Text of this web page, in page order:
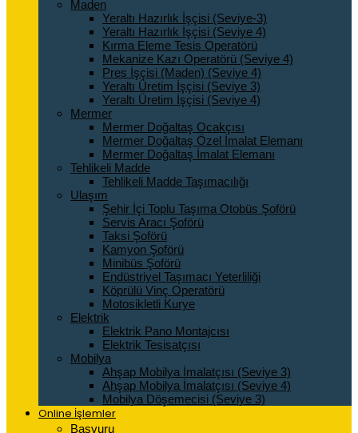
Maden
Yeraltı Hazırlık İşçisi (Seviye-3)
Yeraltı Hazırlık İşçisi (Seviye 4)
Kırma Eleme Tesis Operatörü
Mekanize Kazı Operatörü (Seviye 4)
Pres İşçisi (Maden) (Seviye 4)
Yeraltı Üretim İşçisi (Seviye 3)
Yeraltı Üretim İşçisi (Seviye 4)
Mermer
Mermer Doğaltaş Ocakçısı
Mermer Doğaltaş Özel İmalat Elemanı
Mermer Doğaltaş İmalat Elemanı
Tehlikeli Madde
Tehlikeli Madde Taşımacılığı
Ulaşım
Şehir İçi Toplu Taşıma Otobüs Şoförü
Servis Aracı Şoförü
Taksi Şoförü
Kamyon Şoförü
Minibüs Şoförü
Endüstriyel Taşımacı Yeterliliği
Köprülü Vinç Operatörü
Motosikletli Kurye
Elektrik
Elektrik Pano Montajcısı
Elektrik Tesisatçısı
Mobilya
Ahşap Mobilya İmalatçısı (Seviye 3)
Ahşap Mobilya İmalatçısı (Seviye 4)
Mobilya Döşemecisi (Seviye 3)
Online İşlemler
Başvuru